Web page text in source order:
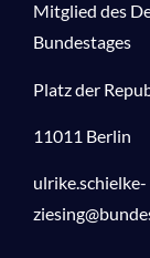
Mitglied des
Bundestages
Platz der
11011 Berlin
ulrike.schielke-